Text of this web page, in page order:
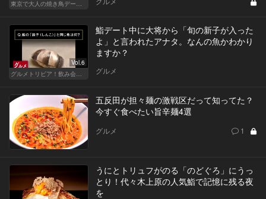
東京で大人の焼き鳥デートにおすすめ！
Vol.6
グルメトリビア！飲み会やデートで会話のネタになるQ＆A
鮨デート中に大将から「旬の新子が入った
よ」と言われたアナタ。なんの魚かわかり
ますか？
グルメ
五反田が担々麺の激戦区だって知ってた？
今すぐ食べたい旨辛麺4選
グルメ 1
うにとトリュフがのる「のどぐろ」にうっ
とり！代々木上原の人気鮨で記憶に残る夜
を